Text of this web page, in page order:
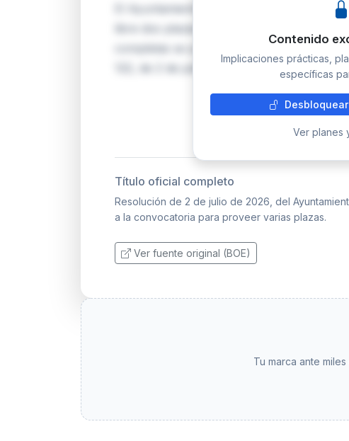
El Ayuntamiento de Xàbia/Jávea
libre dos plazas de Profesor/a de Piano
completas se publicaron en el Boletín
122, de 2 de julio de 2026. El plazo para
Contenido
Implicaciones prácticas,
específicas
Ver planes
Título oficial completo
Resolución de 2 de julio de 2026, del
a la convocatoria para proveer varias plazas.
Ver fuente original (BOE)
Tu marca ante